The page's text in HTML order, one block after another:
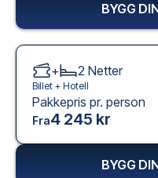
BYGG
+ 2 Netter
Billet + Hotell
Pakkepris pr. person
Fra4 245 kr
BYGG